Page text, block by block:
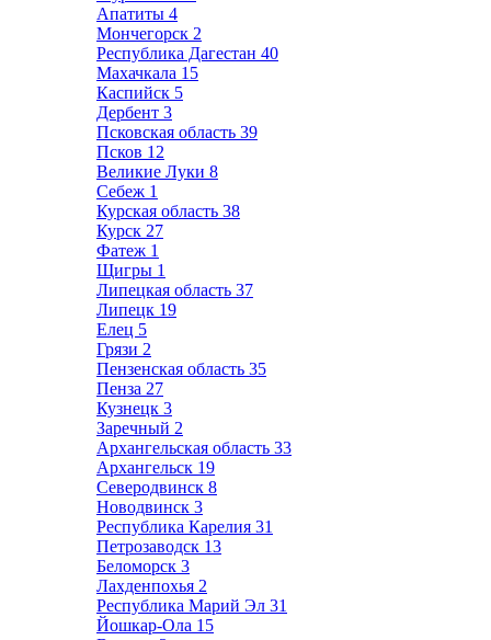
Апатиты 4
Мончегорск 2
Республика Дагестан 40
Махачкала 15
Каспийск 5
Дербент 3
Псковская область 39
Псков 12
Великие Луки 8
Себеж 1
Курская область 38
Курск 27
Фатеж 1
Щигры 1
Липецкая область 37
Липецк 19
Елец 5
Грязи 2
Пензенская область 35
Пенза 27
Кузнецк 3
Заречный 2
Архангельская область 33
Архангельск 19
Северодвинск 8
Новодвинск 3
Республика Карелия 31
Петрозаводск 13
Беломорск 3
Лахденпохья 2
Республика Марий Эл 31
Йошкар-Ола 15